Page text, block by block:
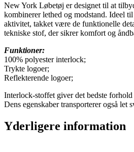
New York Løbetøj er designet til at
kombinerer lethed og modstand. Ideel
aktivitet, takket være de funktionelle
tekniske stof, der sikrer komfort og
Funktioner:
100% polyester interlock;
Trykte logoer;
Reflekterende logoer;
Interlock-stoffet giver det bedste
Dens egenskaber transporterer også let
Yderligere information